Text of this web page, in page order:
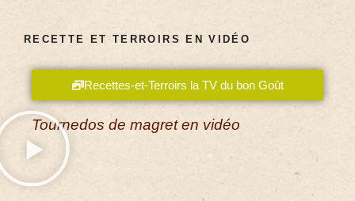
RECETTE ET TERROIRS EN VIDÉO
Recettes-et-Terroirs la TV du bon Goût
Tournedos de magret en vidéo